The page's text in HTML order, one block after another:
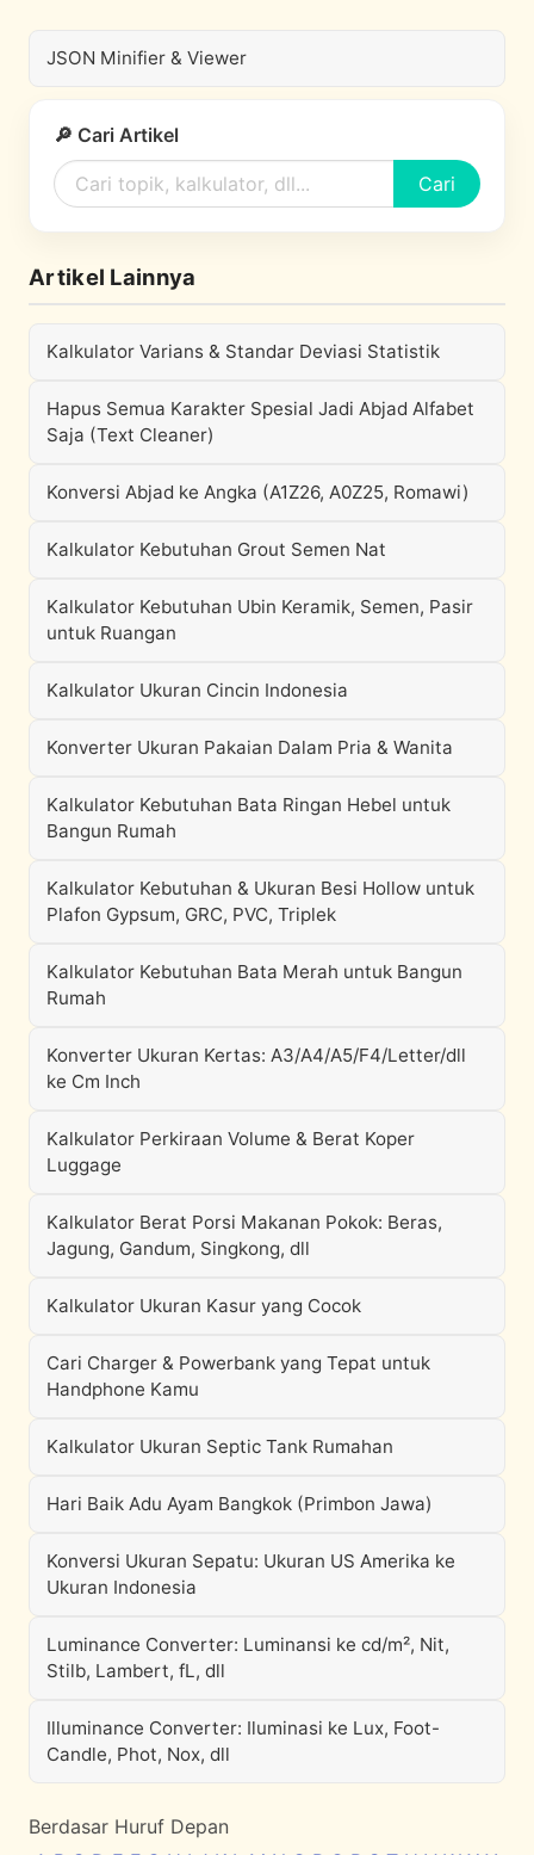
JSON Minifier & Viewer
🔎 Cari Artikel
Cari
Artikel Lainnya
Kalkulator Varians & Standar Deviasi Statistik
Hapus Semua Karakter Spesial Jadi Abjad Alfabet
Saja (Text Cleaner)
Konversi Abjad ke Angka (A1Z26, A0Z25, Romawi)
Kalkulator Kebutuhan Grout Semen Nat
Kalkulator Kebutuhan Ubin Keramik, Semen, Pasir
untuk Ruangan
Kalkulator Ukuran Cincin Indonesia
Konverter Ukuran Pakaian Dalam Pria & Wanita
Kalkulator Kebutuhan Bata Ringan Hebel untuk
Bangun Rumah
Kalkulator Kebutuhan & Ukuran Besi Hollow untuk
Plafon Gypsum, GRC, PVC, Triplek
Kalkulator Kebutuhan Bata Merah untuk Bangun
Rumah
Konverter Ukuran Kertas: A3/A4/A5/F4/Letter/dll
ke Cm Inch
Kalkulator Perkiraan Volume & Berat Koper
Luggage
Kalkulator Berat Porsi Makanan Pokok: Beras,
Jagung, Gandum, Singkong, dll
Kalkulator Ukuran Kasur yang Cocok
Cari Charger & Powerbank yang Tepat untuk
Handphone Kamu
Kalkulator Ukuran Septic Tank Rumahan
Hari Baik Adu Ayam Bangkok (Primbon Jawa)
Konversi Ukuran Sepatu: Ukuran US Amerika ke
Ukuran Indonesia
Luminance Converter: Luminansi ke cd/m², Nit,
Stilb, Lambert, fL, dll
Illuminance Converter: Iluminasi ke Lux, Foot-
Candle, Phot, Nox, dll
Berdasar Huruf Depan